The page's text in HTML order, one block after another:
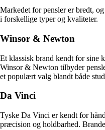
Markedet for pensler er bredt,
i forskellige typer og kvaliteter.
Winsor & Newton
Et klassisk brand kendt for sine
Winsor & Newton tilbyder
et populært valg blandt både
Da Vinci
Tyske Da Vinci er kendt for
præcision og holdbarhed.